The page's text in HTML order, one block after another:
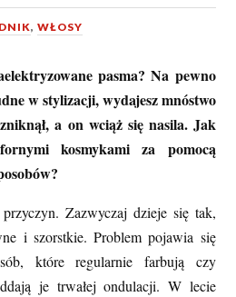
,WŁOSY
pasma? Na pewno
w stylizacji, wydajesz mnóstwo
a on wciąż się nasila. Jak
kosmykami za pomocą
Zazwyczaj dzieje się tak,
i szorstkie. Problem pojawia się
które regularnie farbują czy
je trwałej ondulacji. W lecie